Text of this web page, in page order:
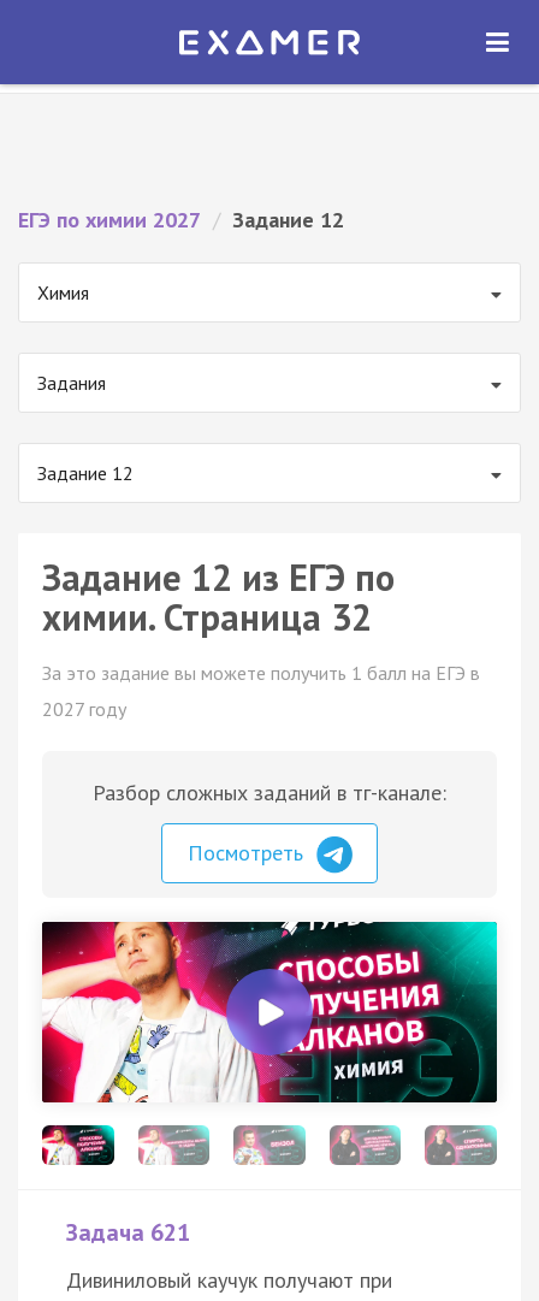
Экзамер — ЕГЭ 2027
ОТКРЫТЬ
ЕГЭ по химии 2027 / Задание 12
Химия
Задания
Задание 12
Задание 12 из ЕГЭ по
химии. Страница 32
За это задание вы можете получить 1 балл на ЕГЭ в
2027 году
Разбор сложных заданий в тг-канале:
Посмотреть
Задача 621
Дивиниловый каучук получают при